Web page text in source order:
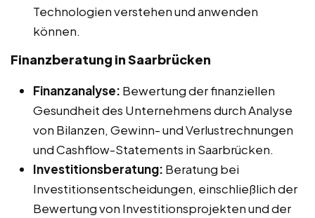
Technologien verstehen und anwenden
können.
Finanzberatung in Saarbrücken
Finanzanalyse: Bewertung der finanziellen
Gesundheit des Unternehmens durch Analyse
von Bilanzen, Gewinn- und Verlustrechnungen
und Cashflow-Statements in Saarbrücken.
Investitionsberatung: Beratung bei
Investitionsentscheidungen, einschließlich der
Bewertung von Investitionsprojekten und der